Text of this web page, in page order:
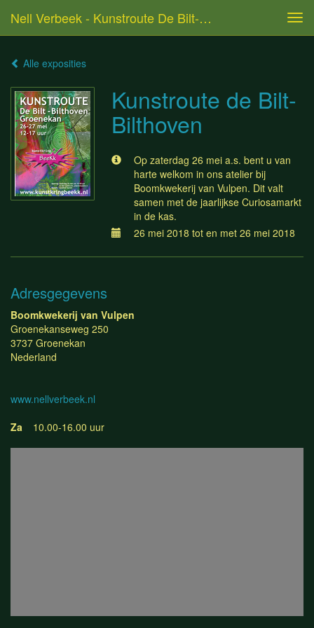
Nell Verbeek - Kunstroute De Bilt-Bilthoven
Alle exposities
Kunstroute de Bilt-
Bilthoven
Op zaterdag 26 mei a.s. bent u van
harte welkom in ons atelier bij
Boomkwekerij van Vulpen. Dit valt
samen met de jaarlijkse Curiosamarkt
in de kas.
26 mei 2018 tot en met 26 mei 2018
Adresgegevens
Boomkwekerij van Vulpen
Groenekanseweg 250
3737 Groenekan
Nederland
www.nellverbeek.nl
Za
10.00-16.00 uur